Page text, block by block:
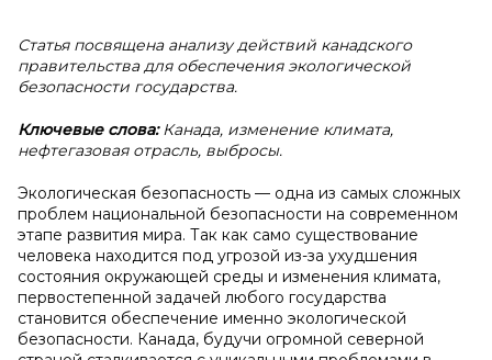
Статья посвящена анализу действий канадского
правительства для обеспечения экологической
безопасности государства.
Ключевые слова:Канада, изменение климата,
нефтегазовая отрасль, выбросы.
Экологическая безопасность — одна из самых сложных
проблем национальной безопасности на современном
этапе развития мира. Так как само существование
человека находится под угрозой из-за ухудшения
состояния окружающей среды и изменения климата,
первостепенной задачей любого государства
становится обеспечение именно экологической
безопасности. Канада, будучи огромной северной